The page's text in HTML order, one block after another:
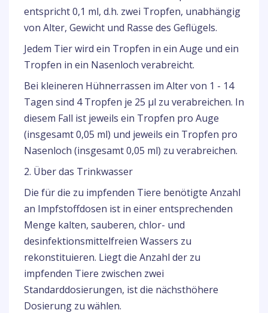
entspricht 0,1 ml, d.h. zwei Tropfen, unabhängig
von Alter, Gewicht und Rasse des Geflügels.
Jedem Tier wird ein Tropfen in ein Auge und ein
Tropfen in ein Nasenloch verabreicht.
Bei kleineren Hühnerrassen im Alter von 1 - 14
Tagen sind 4 Tropfen je 25 µl zu verabreichen. In
diesem Fall ist jeweils ein Tropfen pro Auge
(insgesamt 0,05 ml) und jeweils ein Tropfen pro
Nasenloch (insgesamt 0,05 ml) zu verabreichen.
2. Über das Trinkwasser
Die für die zu impfenden Tiere benötigte Anzahl
an Impfstoffdosen ist in einer entsprechenden
Menge kalten, sauberen, chlor- und
desinfektionsmittelfreien Wassers zu
rekonstituieren. Liegt die Anzahl der zu
impfenden Tiere zwischen zwei
Standarddosierungen, ist die nächsthöhere
Dosierung zu wählen.